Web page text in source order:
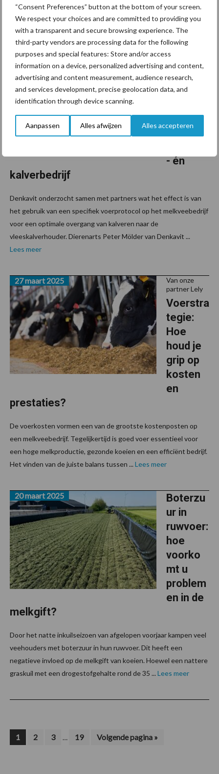
“Consent Preferences” button at the bottom of your screen.
We respect your choices and are committed to providing you
with a transparent and secure browsing experience. The
third-party vendors are processing data for the following
purposes and special features: Store and/or access
information on a device, personalized advertising and content,
advertising and content measurement, audience research,
and services development, precise geolocation data, and
identification through device scanning.
Aanpassen Alles afwijzen Alles accepteren
van MS Schippers helpt veehouders om elke koe precies de juiste
Lees meer
Ideaal
voerprot
ocol
leidt tot
winst op
- én
kalverbedrijf
1 juli 2025
Denkavit onderzocht samen met partners wat het effect is van
het gebruik van een specifiek voerprotocol op het melkveebedrijf
voor een optimale overgang van kalveren naar de
vleeskalverhouder. Dierenarts Peter Mölder van Denkavit ...
Lees meer
Van onze
partner Lely
Voerstra
tegie:
Hoe
houd je
grip op
kosten
en
prestaties?
27 maart 2025
De voerkosten vormen een van de grootste kostenposten op
een melkveebedrijf. Tegelijkertijd is goed voer essentieel voor
een hoge melkproductie, gezonde koeien en een efficiënt bedrijf.
Het vinden van de juiste balans tussen ... Lees meer
Boterzu
ur in
ruwvoer:
hoe
voorko
mt u
problem
en in de
melkgift?
20 maart 2025
Door het natte inkuilseizoen van afgelopen voorjaar kampen veel
veehouders met boterzuur in hun ruwvoer. Dit heeft een
negatieve invloed op de melkgift van koeien. Hoewel een nattere
graskuil met een drogestofgehalte rond de 35 ... Lees meer
Pagina
1 Pagina
2 Pagina
3
Interim
… Pagina
19
Ga
naar
Volgende pagina »